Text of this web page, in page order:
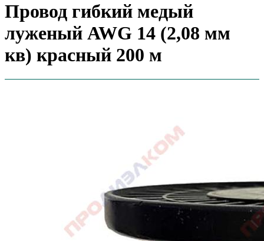
Провод гибкий медый
луженый AWG 14 (2,08 мм
кв) красный 200 м